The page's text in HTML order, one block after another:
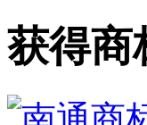
获得商